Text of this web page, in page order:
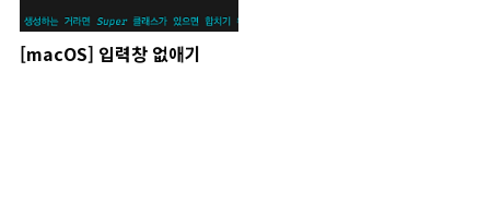
[macOS] 입력창 없애기